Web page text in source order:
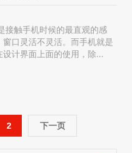
接触手机时候的最直观的感
口灵活不灵活。而手机就是
计界面上面的使用，除...
2 下一页